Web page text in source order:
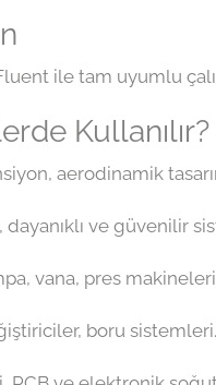
ile tam uyumlu
Kullanılır?
aerodinamik
dayanıklı ve güvenilir
vana, pres
boru sistemleri.